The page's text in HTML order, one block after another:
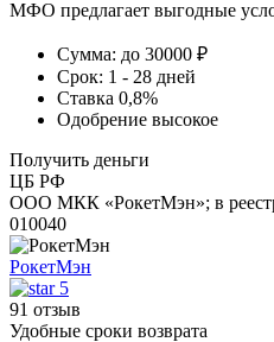
МФО предлагает выгодные
Сумма: до 30000 ₽
Срок: 1 - 28 дней
Ставка 0,8%
Одобрение высокое
Получить деньги
ЦБ РФ
ООО МКК «РокетМэн»; в
010040
РокетМэн
5
91 отзыв
Удобные сроки возврата